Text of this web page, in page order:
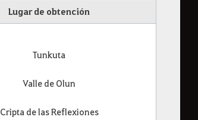
Lugar de obtención
Tunkuta
Valle de Olun
Cripta de las Reflexiones